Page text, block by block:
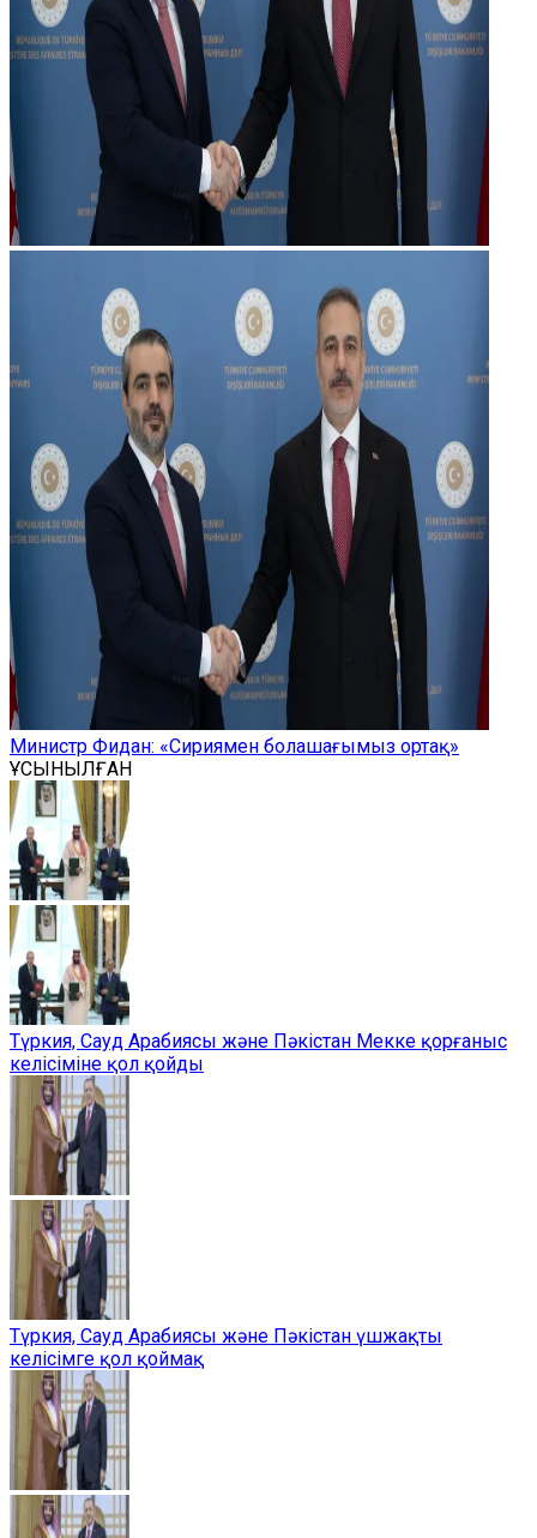
Министр Фидан: «Сириямен болашағымыз ортақ»
ҰСЫНЫЛҒАН
Түркия, Сауд Арабиясы және Пәкістан Мекке қорғаныс
келісіміне қол қойды
Түркия, Сауд Арабиясы және Пәкістан үшжақты
келісімге қол қоймақ